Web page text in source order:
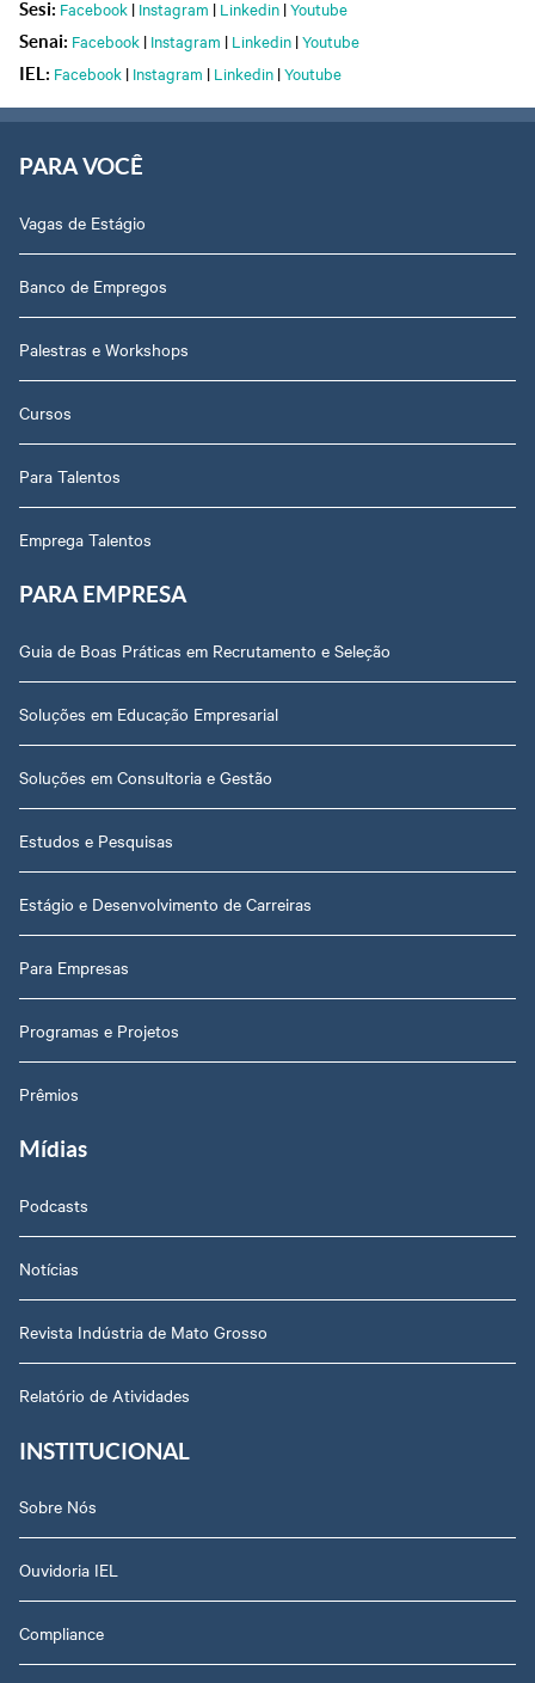
Sesi: Facebook | Instagram | Linkedin |Youtube
Senai: Facebook | Instagram | Linkedin |Youtube
IEL: Facebook | Instagram | Linkedin |Youtube
PARA VOCÊ
Vagas de Estágio
Banco de Empregos
Palestras e Workshops
Cursos
Para Talentos
Emprega Talentos
PARA EMPRESA
Guia de Boas Práticas em Recrutamento e Seleção
Soluções em Educação Empresarial
Soluções em Consultoria e Gestão
Estudos e Pesquisas
Estágio e Desenvolvimento de Carreiras
Para Empresas
Programas e Projetos
Prêmios
Mídias
Podcasts
Notícias
Revista Indústria de Mato Grosso
Relatório de Atividades
INSTITUCIONAL
Sobre Nós
Ouvidoria IEL
Compliance